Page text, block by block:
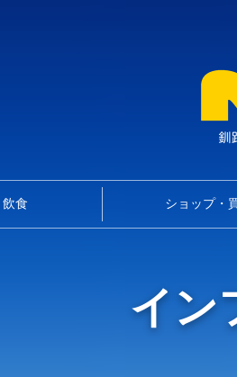
食 ショップ・
イン